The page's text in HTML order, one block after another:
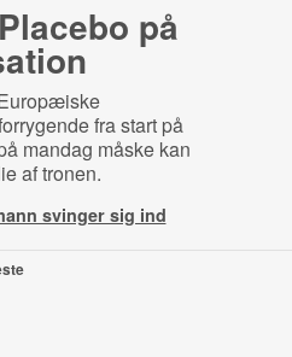
Placebo på
fra start på
mandag måske kan
af tronen.
svinger sig ind